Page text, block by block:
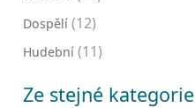
Dospělí (12)
Hudební (11)
Ze stejné kategorie